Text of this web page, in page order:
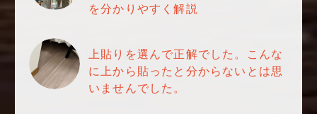
を分かりやすく解説
上貼りを選んで正解でした。こんな
に上から貼ったと分からないとは思
いませんでした。